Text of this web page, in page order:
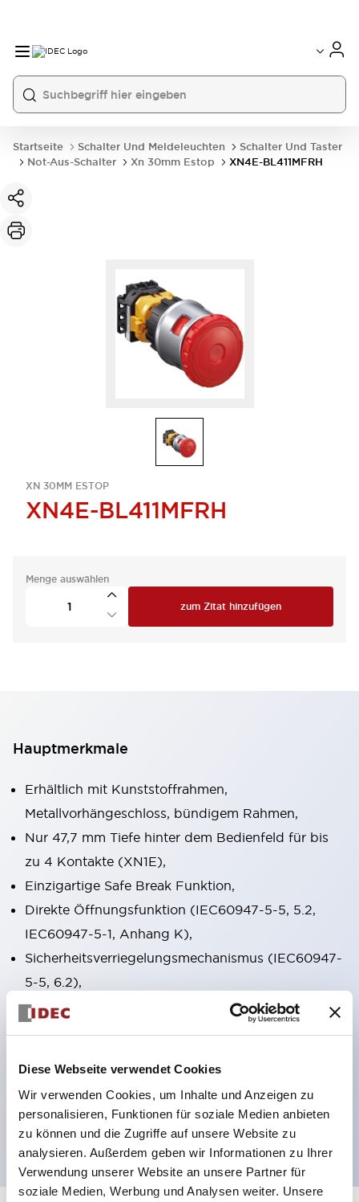
Diese Webseite verwendet Cookies
Wir verwenden Cookies, um Inhalte und Anzeigen zu
personalisieren, Funktionen für soziale Medien anbieten
zu können und die Zugriffe auf unsere Website zu
analysieren. Außerdem geben wir Informationen zu Ihrer
Verwendung unserer Website an unsere Partner für
soziale Medien, Werbung und Analysen weiter. Unsere
Startseite Schalter Und Meldeleuchten
Schalter Und Taster
Not-Aus-Schalter
Xn 30mm Estop XN4E-BL411MFRH
XN 30MM ESTOP
XN4E-BL411MFRH
Menge auswählen
zum Zitat hinzufügen
Hauptmerkmale
Erhältlich mit Kunststoffrahmen,
Metallvorhängeschloss, bündigem Rahmen,
Nur 47,7 mm Tiefe hinter dem Bedienfeld für bis
zu 4 Kontakte (XN1E),
Einzigartige Safe Break Funktion,
Direkte Öffnungsfunktion (IEC60947-5-5, 5.2,
IEC60947-5-1, Anhang K),
Sicherheitsverriegelungsmechanismus (IEC60947-
5-5, 6.2),
Drücken zum Verriegeln, Ziehen/Drehen zum
Zurücksetzen (XN4E),
RoHS-konform, bleifreies Design,
UL NIDS zertifiziert, cUL, TUV, CE konform